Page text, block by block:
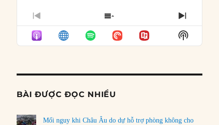
PREVIOUS
EPISODE
SHOW
EPISODES
LIST
NEXT
Show
Podcast
BÀI ĐƯỢC ĐỌC NHIỀU
Mối nguy khi Châu Âu do dự hỗ trợ phòng không cho